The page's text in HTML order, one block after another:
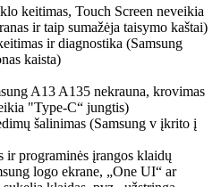
keitimas, Touch Screen neveikia
ir taip sumažėja taisymo kaštai)
ir diagnostika (Samsung
kaista)
A13 A135 nekrauna, krovimas
"Type-C“ jungtis)
šalinimas (Samsung v įkrito į
ir programinės įrangos klaidų
logo ekrane, „One UI“ ar